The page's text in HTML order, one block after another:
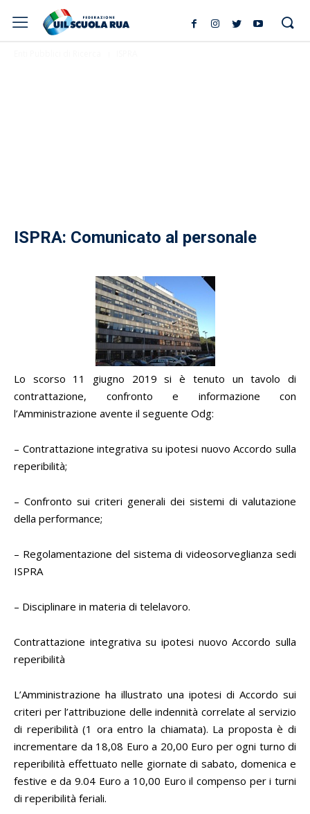
ISPRA: Comunicato al personale
Lo scorso 11 giugno 2019 si è tenuto un tavolo di
contrattazione, confronto e informazione con
l’Amministrazione avente il seguente Odg:
– Contrattazione integrativa su ipotesi nuovo Accordo sulla
reperibilità;
– Confronto sui criteri generali dei sistemi di valutazione
della performance;
– Regolamentazione del sistema di videosorveglianza sedi
ISPRA
– Disciplinare in materia di telelavoro.
Contrattazione integrativa su ipotesi nuovo Accordo sulla
reperibilità
L’Amministrazione ha illustrato una ipotesi di Accordo sui
criteri per l’attribuzione delle indennità correlate al servizio
di reperibilità (1 ora entro la chiamata). La proposta è di
incrementare da 18,08 Euro a 20,00 Euro per ogni turno di
reperibilità effettuato nelle giornate di sabato, domenica e
festive e da 9.04 Euro a 10,00 Euro il compenso per i turni
di reperibilità feriali.